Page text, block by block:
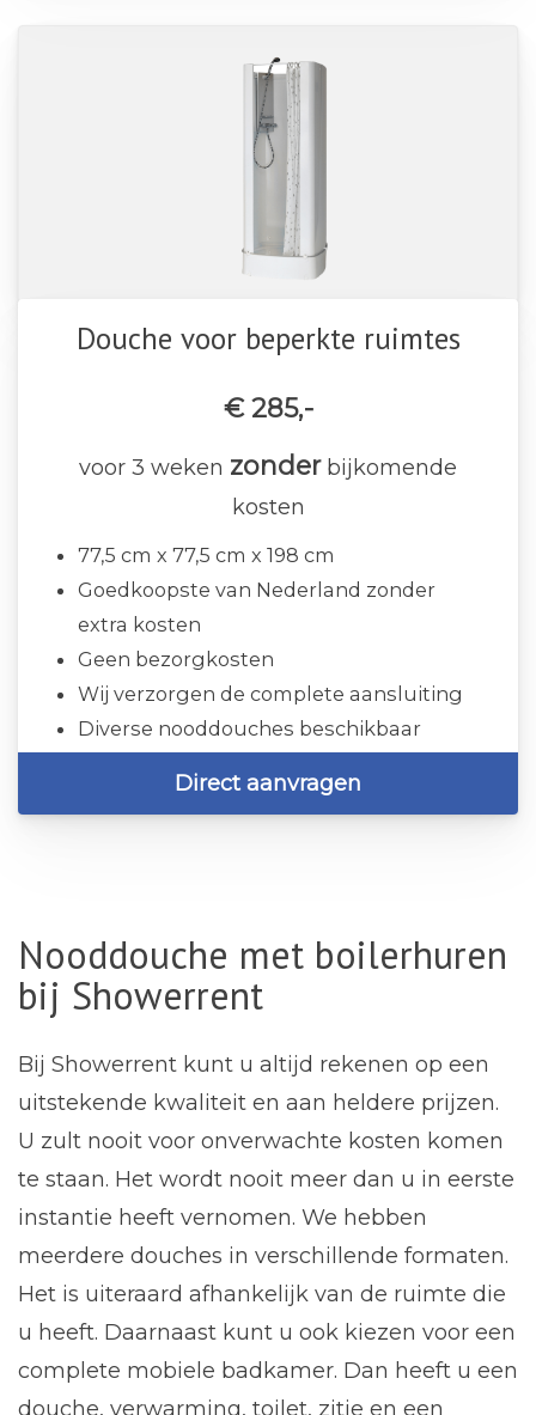
Douche voor beperkte ruimtes
€ 285,-
voor 3 weken zonderbijkomende
kosten
77,5 cm x 77,5 cm x 198 cm
Goedkoopste van Nederland zonder
extra kosten
Geen bezorgkosten
Wij verzorgen de complete aansluiting
Diverse nooddouches beschikbaar
Direct aanvragen
Nooddouche met boilerhuren
bij Showerrent
Bij Showerrent kunt u altijd rekenen op een
uitstekende kwaliteit en aan heldere prijzen.
U zult nooit voor onverwachte kosten komen
te staan. Het wordt nooit meer dan u in eerste
instantie heeft vernomen. We hebben
meerdere douches in verschillende formaten.
Het is uiteraard afhankelijk van de ruimte die
u heeft. Daarnaast kunt u ook kiezen voor een
complete mobiele badkamer. Dan heeft u een
douche, verwarming, toilet, zitje en een